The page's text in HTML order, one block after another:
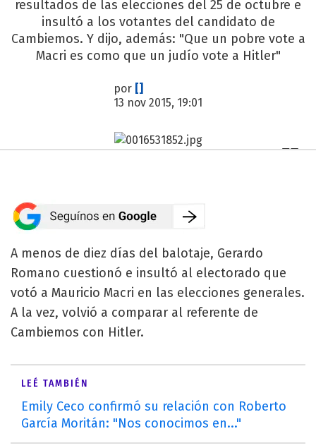
resultados de las elecciones del 25 de octubre e
insultó a los votantes del candidato de
Cambiemos. Y dijo, además: "Que un pobre vote a
Macri es como que un judío vote a Hitler"
por []
13 nov 2015, 19:01
A menos de diez días del balotaje, Gerardo
Romano cuestionó e insultó al electorado que
votó a Mauricio Macri en las elecciones generales.
A la vez, volvió a comparar al referente de
Cambiemos con Hitler.
LEÉ TAMBIÉN
Emily Ceco confirmó su relación con Roberto
García Moritán: "Nos conocimos en..."